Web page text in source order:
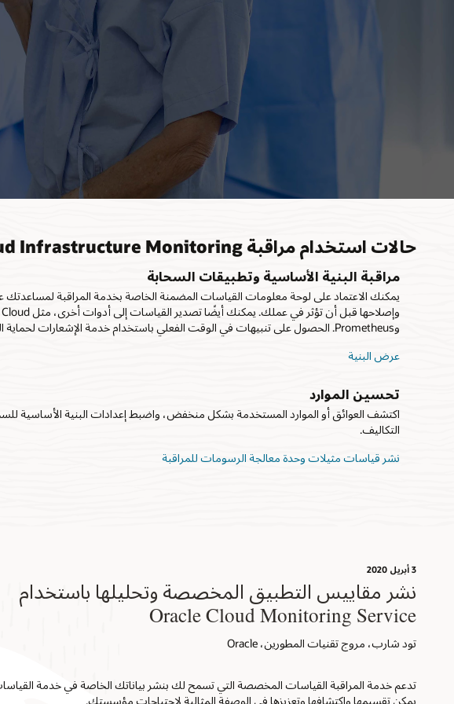
حالات استخدام مراقبة Oracle Cloud Infrastructure Monitoring
مراقبة البنية الأساسية وتطبيقات السحابة
يمكنك الاعتماد على لوحة معلومات القياسات المضمنة الخاصة بخدمة المراقبة لمساعدتك
وPrometheus. الحصول على تنبيهات في الوقت الفعلي باستخدام خدمة الإشعارات لحماية التوفر والأداء.
عرض البنية
تحسين الموارد
اكتشف العوائق أو الموارد المستخدمة بشكل منخفض، واضبط إعدادات البنية الأساسية
التكاليف.
نشر قياسات مثيلات وحدة معالجة الرسومات للمراقبة
3 أبريل 2020
نشر مقاييس التطبيق المخصصة وتحليلها باستخدام
Oracle Cloud Monitoring Service
تود شارب، مروج تقنيات المطورين، Oracle
تدعم خدمة المراقبة القياسات المخصصة التي تسمح لك بنشر بياناتك الخاصة في خدمة
يمكن تقسيمها واكتشافها وتعزيزها في الوصفة المثالية لاحتياجات مؤسستك.